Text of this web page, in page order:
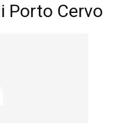
Porto Cervo